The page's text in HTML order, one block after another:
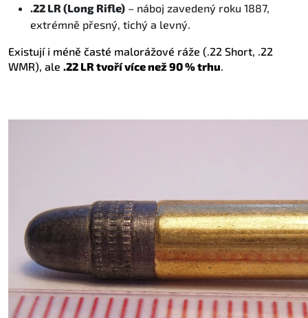
.22 LR (Long Rifle) – náboj zavedený roku 1887,
extrémně přesný, tichý a levný.
Existují i méně časté malorážové ráže (.22 Short, .22
WMR), ale .22 LR tvoří více než 90 % trhu